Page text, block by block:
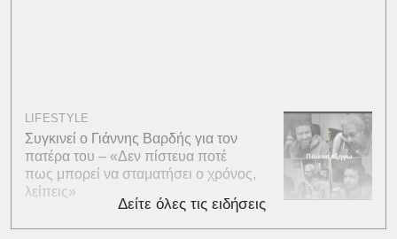
LIFESTYLE
Συγκινεί ο Γιάννης Βαρδής για τον
πατέρα του – «Δεν πίστευα ποτέ
πως μπορεί να σταματήσει ο χρόνος,
λείπεις»
Δείτε όλες τις ειδήσεις